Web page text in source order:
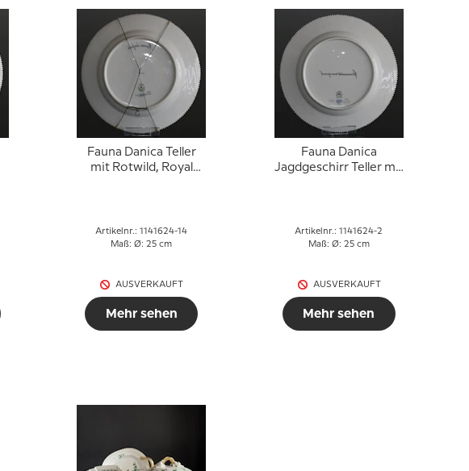
Fauna Danica Teller
mit Rotwild, Royal
Artikelnr.: 1141624-14
Maß: Ø: 25 cm
AUSVERKAUFT
Mehr sehen
Fauna Danica
Jagdgeschirr Teller mit
Artikelnr.: 1141624-2
Maß: Ø: 25 cm
AUSVERKAUFT
Mehr sehen